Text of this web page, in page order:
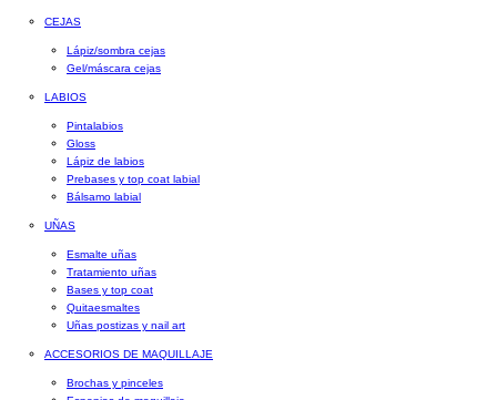
CEJAS
Lápiz/sombra cejas
Gel/máscara cejas
LABIOS
Pintalabios
Gloss
Lápiz de labios
Prebases y top coat labial
Bálsamo labial
UÑAS
Esmalte uñas
Tratamiento uñas
Bases y top coat
Quitaesmaltes
Uñas postizas y nail art
ACCESORIOS DE MAQUILLAJE
Brochas y pinceles